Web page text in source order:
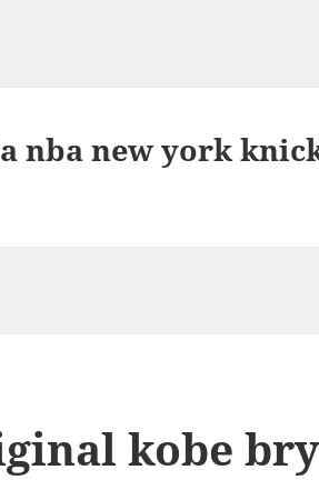
nba new york
kobe